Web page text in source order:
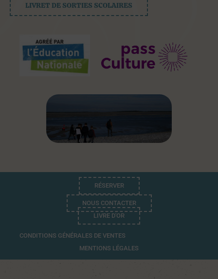
LIVRET DE SORTIES SCOLAIRES
CONDITIONS GÉNÉRALES DE VENTES
MENTIONS LÉGALES
RÉSERVER
NOUS CONTACTER
LIVRE D'OR